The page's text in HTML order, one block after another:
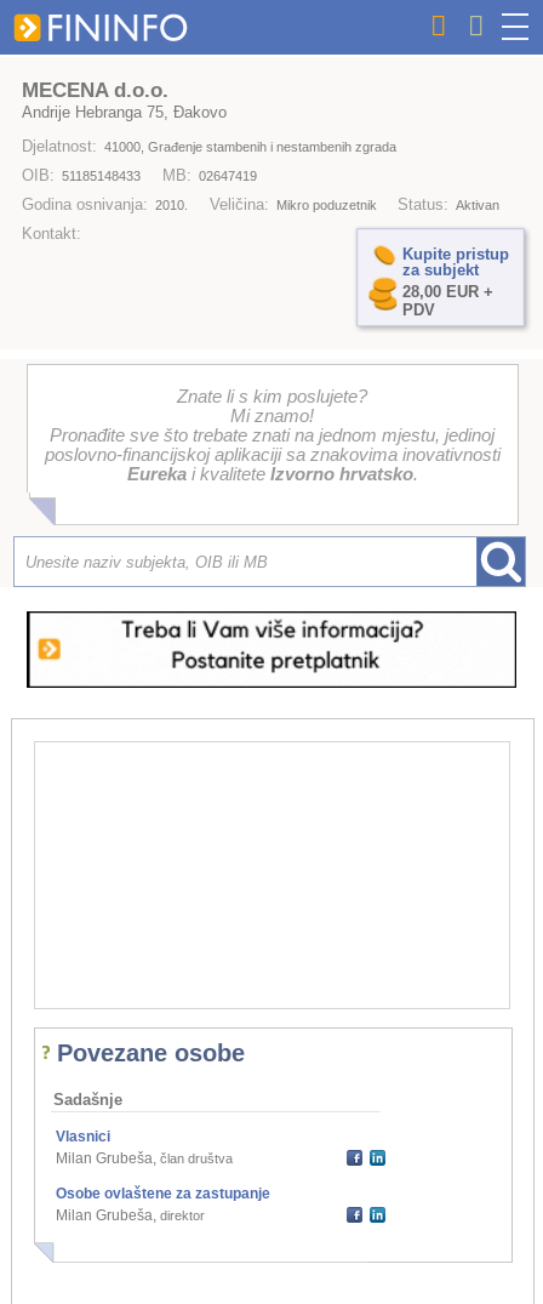
MECENA d.o.o.
Andrije Hebranga 75, Đakovo
Djelatnost: 41000, Građenje stambenih i nestambenih zgrada
OIB: 51185148433 MB: 02647419
Godina osnivanja: 2010. Veličina: Mikro poduzetnik Status: Aktivan
Kontakt:
Kupite pristup
za subjekt
28,00 EUR +
PDV
Znate li s kim poslujete?
Mi znamo!
Pronađite sve što trebate znati na jednom mjestu, jedinoj
poslovno-financijskoj aplikaciji sa znakovima inovativnosti
Eurekai kvalitete Izvorno hrvatsko.
Povezane osobe
Sadašnje
Vlasnici
Milan Grubeša, član društva
Osobe ovlaštene za zastupanje
Milan Grubeša, direktor